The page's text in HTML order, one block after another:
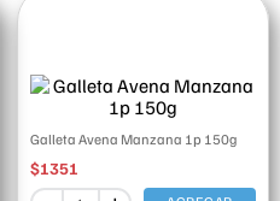
Galleta Avena Manzana 1p 150g
$1351